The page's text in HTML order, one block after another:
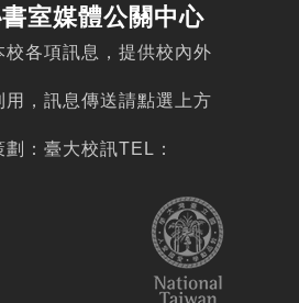
室媒體公關中心
校各項訊息，提供校內外
用，訊息傳送請點選上方
：臺大校訊TEL：